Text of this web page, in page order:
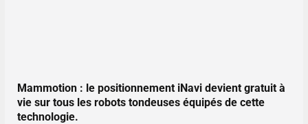
Mammotion : le positionnement iNavi devient gratuit à
vie sur tous les robots tondeuses équipés de cette
technologie.